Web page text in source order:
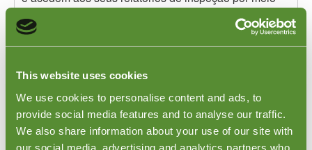
This website uses cookies
We use cookies to personalise content and ads, to
provide social media features and to analyse our traffic.
We also share information about your use of our site with
our social media, advertising and analytics partners who
do sistema. Esta facilidade torna mais fácil para os
clientes gerirem os seus requisitos globais de controle
de qualidade.
Compromisso com nossos clientes
O objetivo da Goodada é ter um inspetor ou auditor no
local solicitado pelo cliente até 72 horas após a
reserva. Os nossos coordenadores de inspeção